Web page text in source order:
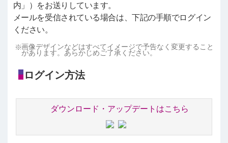
内」）をお送りしています。
メールを受信されている場合は、下記の手順でログイン
ください。
画像デザインなどはすべてイメージで予告なく変更すること
があります。あらかじめご了承ください。
ログイン方法
ダウンロード・アップデートはこちら